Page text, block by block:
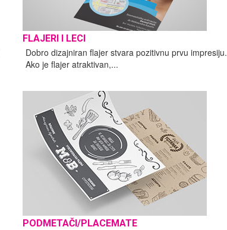
FLAJERI I LECI
Dobro dizajniran flajer stvara pozitivnu prvu impresiju.
Ako je flajer atraktivan,...
PODMETAČI/PLACEMATE